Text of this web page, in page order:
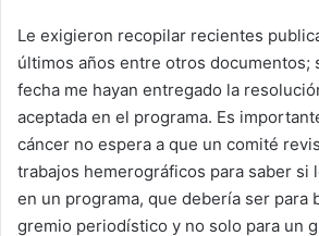
Le exigieron recopilar recientes
últimos años entre otros documentos;
fecha me hayan entregado la
aceptada en el programa. Es
cáncer no espera a que un comité
trabajos hemerográficos para saber si
en un programa, que debería ser para
gremio periodístico y no solo para un